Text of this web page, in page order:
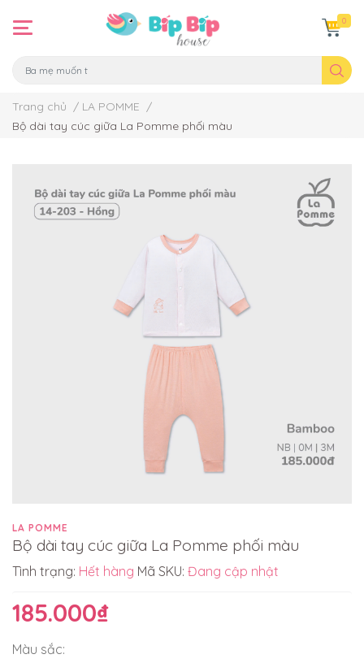
0
Trang chủ / LA POMME /
Bộ dài tay cúc giữa La Pomme phối màu
LA POMME
Bộ dài tay cúc giữa La Pomme phối màu
Tình trạng: Hết hàng Mã SKU: Đang cập nhật
185.000₫
Màu sắc: